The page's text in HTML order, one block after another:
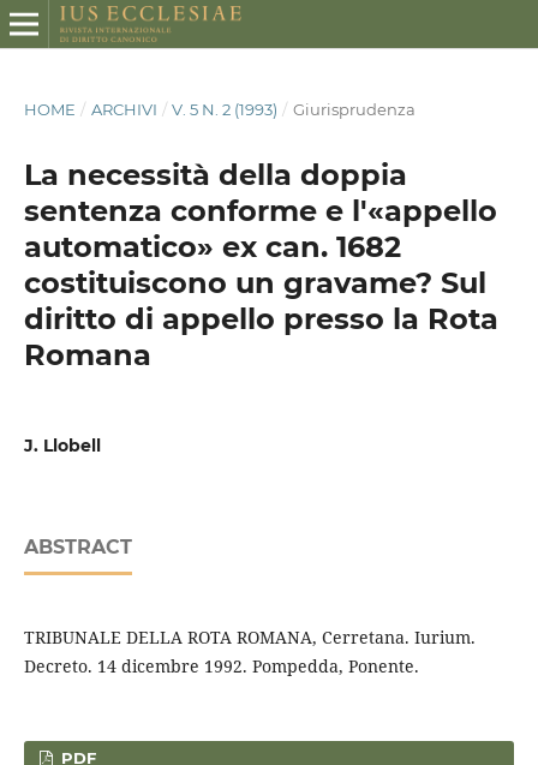
HOME / ARCHIVI / V. 5 N. 2 (1993) / Giurisprudenza
La necessità della doppia
sentenza conforme e l'«appello
automatico» ex can. 1682
costituiscono un gravame? Sul
diritto di appello presso la Rota
Romana
J. Llobell
ABSTRACT
TRIBUNALE DELLA ROTA ROMANA, Cerretana. Iurium.
Decreto. 14 dicembre 1992. Pompedda, Ponente.
PDF